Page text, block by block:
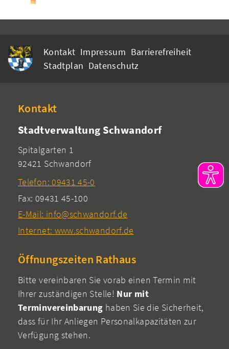
Kontakt Impressum Barrierefreiheit
Stadtplan Datenschutz
Kontakt
Stadtverwaltung Schwandorf
Spitalgarten 1
92421 Schwandorf
Telefon: 09431 45-0
Fax: 09431 45-100
E-Mail: info@schwandorf.de
Internet: www.schwandorf.de
Öffnungszeiten Rathaus
Bitte vereinbaren Sie vorab einen Termin mit
Ihrer zuständigen Stelle! Nur mit
Terminvereinbarung haben Sie die Sicherheit,
dass für Ihr Anliegen Personalkapazitäten zur
Verfügung stehen.